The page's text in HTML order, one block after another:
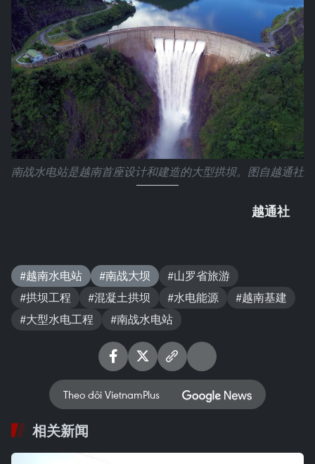
南战水电站是越南首座设计和建造的大型拱坝。图自越通社
越通社
#越南水电站 #南战大坝
#山罗省旅游
#拱坝工程
#混凝土拱坝 #水电能源
#越南基建
#大型水电工程
#南战水电站
Theo dõi VietnamPlus
相关新闻